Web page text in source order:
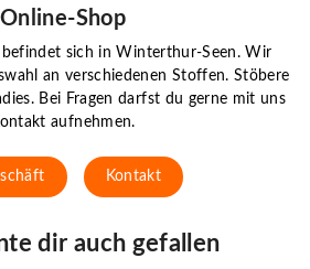
Online-Shop
sich in Winterthur-Seen. Wir
an verschiedenen Stoffen. Stöbere
Bei Fragen darfst du gerne mit uns
aufnehmen.
Kontakt
dir auch gefallen